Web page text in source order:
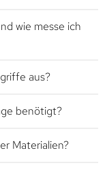
wie messe ich
aus?
benötigt?
Materialien?